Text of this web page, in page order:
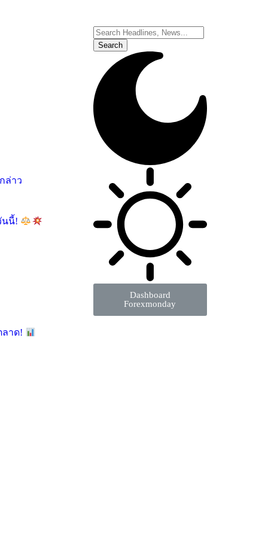
ล่าว
นนี้!
ลาด!
Dashboard
Forexmonday